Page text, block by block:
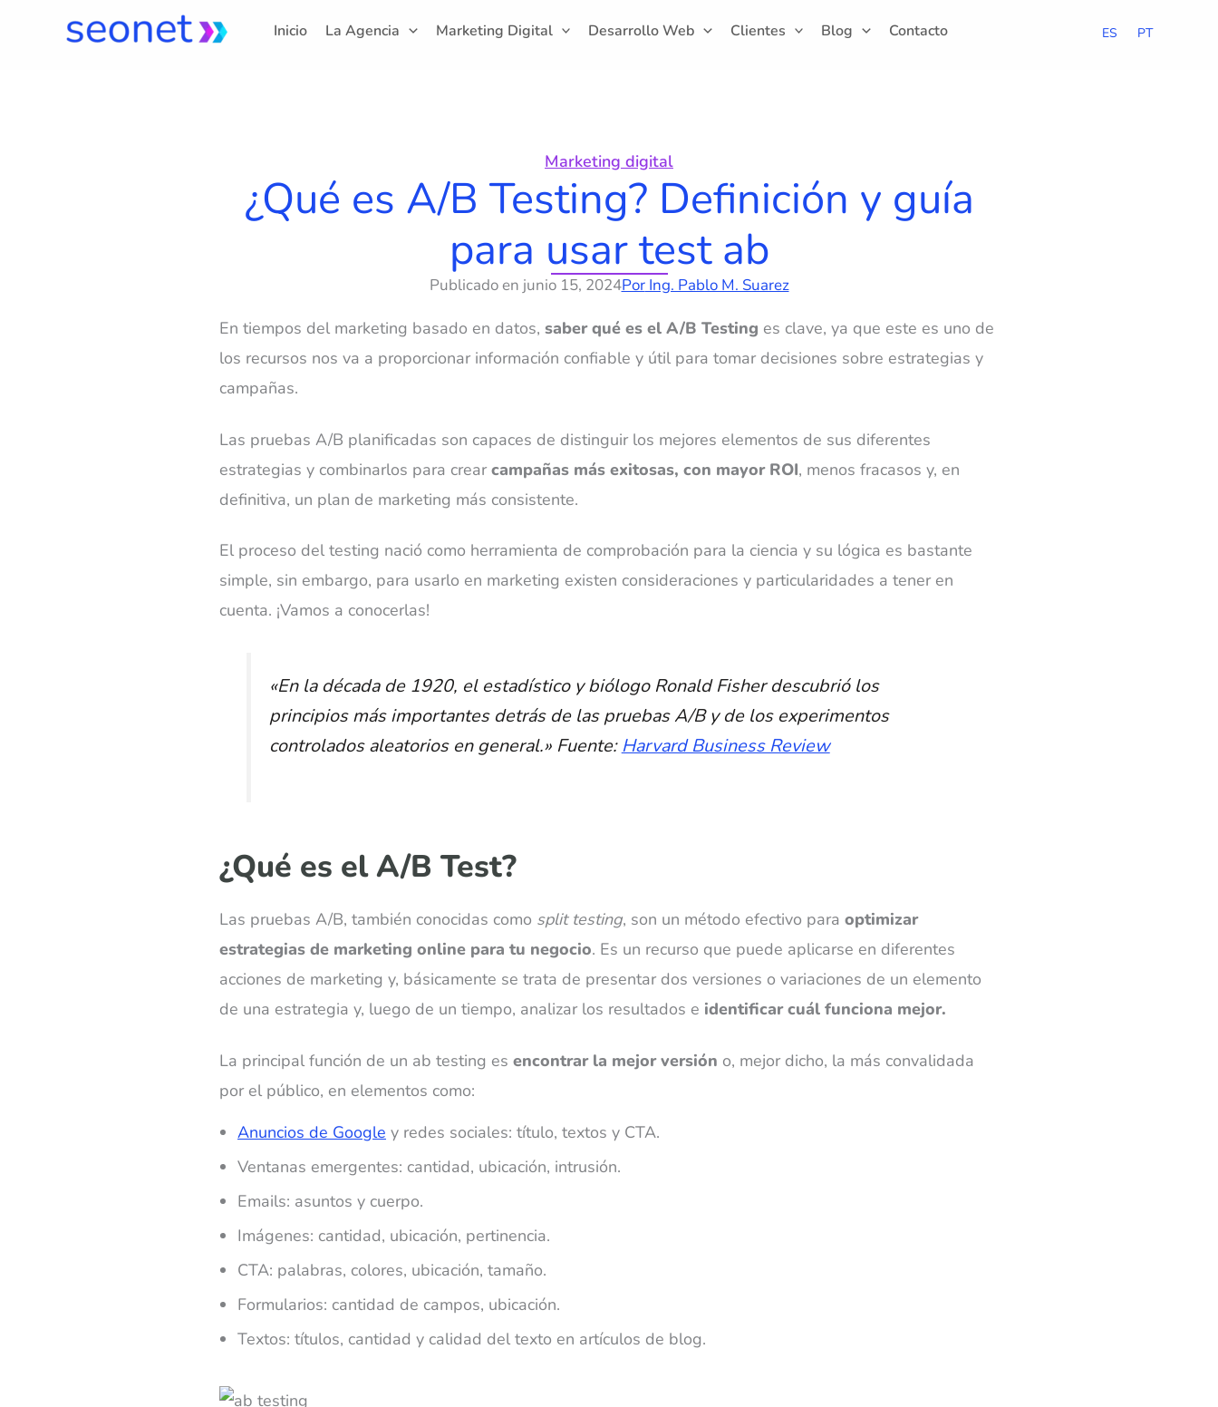
Inicio La Agencia Marketing Digital Desarrollo Web Clientes Blog Contacto ES PT
Marketing digital
¿Qué es A/B Testing? Definición y guía
para usar test ab
Publicado en junio 15, 2024PorIng. Pablo M. Suarez
En tiempos del marketing basado en datos, saber qué es el A/B Testing es clave, ya que este es uno de
los recursos nos va a proporcionar información confiable y útil para tomar decisiones sobre estrategias y
campañas.
Las pruebas A/B planificadas son capaces de distinguir los mejores elementos de sus diferentes
estrategias y combinarlos para crearcampañas más exitosas, con mayor ROI, menos fracasos y, en
definitiva, un plan de marketing más consistente.
El proceso del testing nació como herramienta de comprobación para la ciencia y su lógica es bastante
simple, sin embargo, para usarlo en marketing existen consideraciones y particularidades a tener en
cuenta. ¡Vamos a conocerlas!
«En la década de 1920, el estadístico y biólogo Ronald Fisher descubrió los
principios más importantes detrás de las pruebas A/B y de los experimentos
controlados aleatorios en general.» Fuente: Harvard Business Review
¿Qué es el A/B Test?
Las pruebas A/B, también conocidas como split testing, son un método efectivo para optimizar
estrategias de marketing online para tu negocio. Es un recurso que puede aplicarse en diferentes
acciones de marketing y, básicamente se trata de presentar dos versiones o variaciones de un elemento
de una estrategia y, luego de un tiempo, analizar los resultados e identificar cuál funciona mejor.
La principal función de un ab testing es encontrar la mejor versión o, mejor dicho, la más convalidada
por el público, en elementos como:
Anuncios de Google y redes sociales: título, textos y CTA.
Ventanas emergentes: cantidad, ubicación, intrusión.
Emails: asuntos y cuerpo.
Imágenes: cantidad, ubicación, pertinencia.
CTA: palabras, colores, ubicación, tamaño.
Formularios: cantidad de campos, ubicación.
Textos: títulos, cantidad y calidad del texto en artículos de blog.